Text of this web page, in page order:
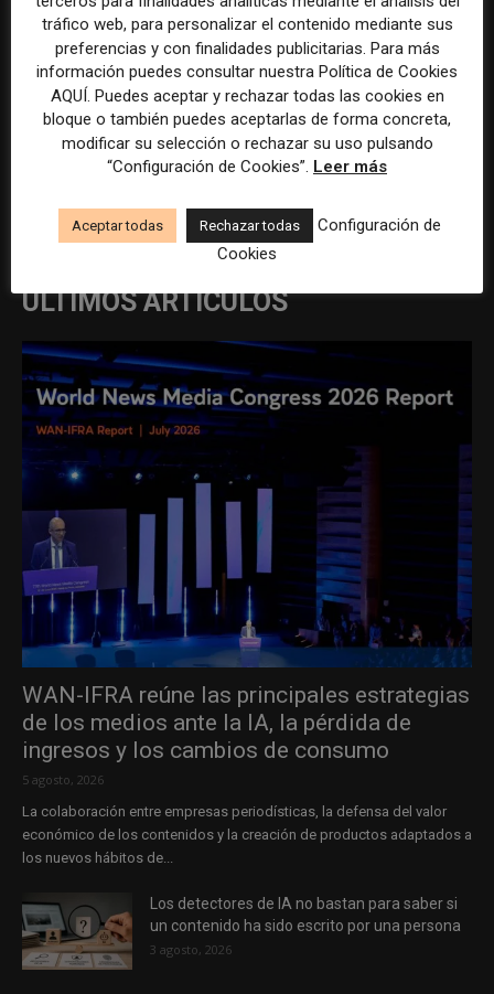
ÚLTIMOS ARTÍCULOS
WAN-IFRA reúne las principales estrategias
de los medios ante la IA, la pérdida de
ingresos y los cambios de consumo
5 agosto, 2026
La colaboración entre empresas periodísticas, la defensa del valor
económico de los contenidos y la creación de productos adaptados a
los nuevos hábitos de...
Los detectores de IA no bastan para saber si
un contenido ha sido escrito por una persona
3 agosto, 2026
tráfico web, para personalizar el contenido mediante sus
preferencias y con finalidades publicitarias. Para más
información puedes consultar nuestra Política de Cookies
AQUÍ. Puedes aceptar y rechazar todas las cookies en
bloque o también puedes aceptarlas de forma concreta,
modificar su selección o rechazar su uso pulsando
“Configuración de Cookies”. Leer más
Aceptar todas Rechazar todas
Configuración de
Cookies